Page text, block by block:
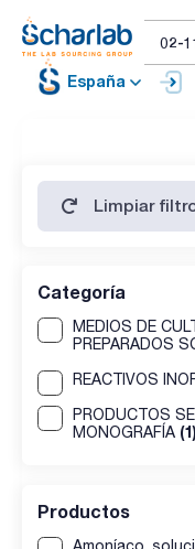
España
Limpiar
Categoría
MEDIOS DE
PREPARADOS
REACTIVOS
PRODUCTOS
MONOGRAFÍA (1)
Productos